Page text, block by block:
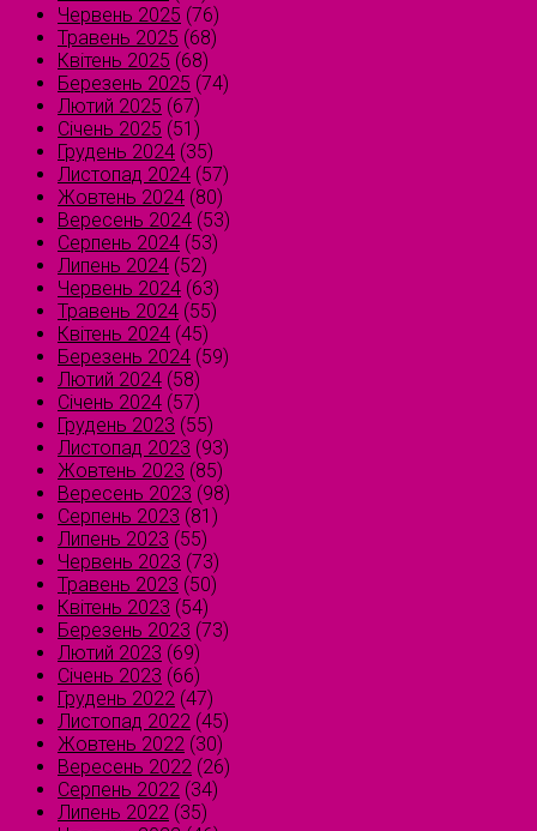
Червень 2025 (76)
Травень 2025 (68)
Квітень 2025 (68)
Березень 2025 (74)
Лютий 2025 (67)
Січень 2025 (51)
Грудень 2024 (35)
Листопад 2024 (57)
Жовтень 2024 (80)
Вересень 2024 (53)
Серпень 2024 (53)
Липень 2024 (52)
Червень 2024 (63)
Травень 2024 (55)
Квітень 2024 (45)
Березень 2024 (59)
Лютий 2024 (58)
Січень 2024 (57)
Грудень 2023 (55)
Листопад 2023 (93)
Жовтень 2023 (85)
Вересень 2023 (98)
Серпень 2023 (81)
Липень 2023 (55)
Червень 2023 (73)
Травень 2023 (50)
Квітень 2023 (54)
Березень 2023 (73)
Лютий 2023 (69)
Січень 2023 (66)
Грудень 2022 (47)
Листопад 2022 (45)
Жовтень 2022 (30)
Вересень 2022 (26)
Серпень 2022 (34)
Липень 2022 (35)